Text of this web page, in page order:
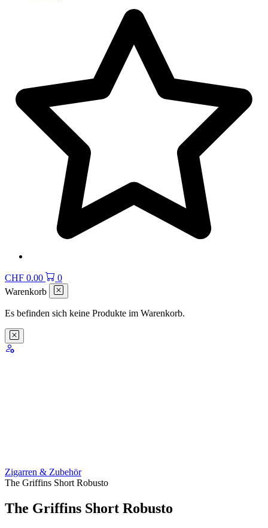
CHF 0.00
0
Warenkorb
Es befinden sich keine Produkte im Warenkorb.
Zigarren & Zubehör
The Griffins Short Robusto
The Griffins Short Robusto